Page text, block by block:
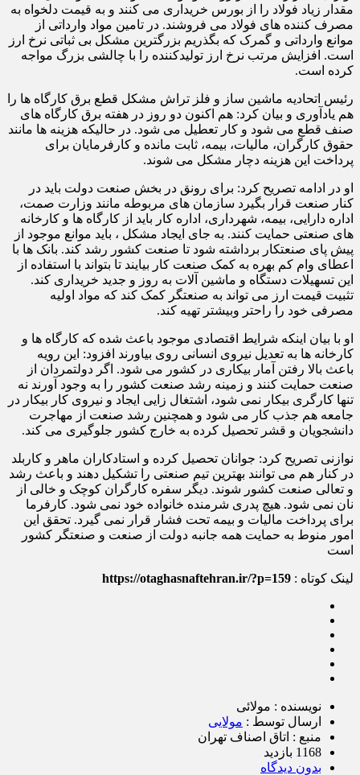
مقدار زیاد فولاد را از بورس خریداری می کنند و به قیمت دلخواه به
مصرف کننده های فولاد می فروشند. در تامین مواد وارداتی از
موانع وارداتی و گمرک که بگذریم بزرگترین مشکل بی ثباتی نرخ ارز
است. افزایش مرتب نرخ ارز تولیدکننده را با چالشی بزرگ مواجه
کرده است.
رئیس اتحادیه ماشین ساز و فلز تراش مشکل قطع برق کارگاه ها را
هم یادآوری و بیان کرد: هم اکنون دو روز در هفته برق کارگاه های
صنف قطع می شود و کار تعطیل می شود. در حالیکه هزینه ها مانند
حقوق کارگران، مالیات، بیمه، ثابت مانده و کارفرمایان برای
پرداخت این هزینه دچار مشکل می شوند.
او در ادامه تصریح کرد: برای رونق در بخش صنعت دولت باید در
کنار صنعت قرار بگیرد سازمان های مربوطه مانند وزارت صمت،
اداره دارایی، بیمه، شهرداری، اداره کار باید از کارگاه ها و کارخانه
های صنعتی حمایت کنند. به جای ایجاد مشکل ، باید موانع موجود از
پیش پای صنعتکار برداشته شود تا صنعت کشور رشد کند. بانک ها با
اعطای وام کم بهره به کمک صنعت کار بیایند تا بتواند با استفاده از
این تسهیلات دستگاه و ماشین آلات به روز و جدید خریداری کند.
تثبیت قیمت ارز می تواند به صنعتگر کمک کند که مواد اولیه
مصرفی خود را راحتر وبیشتر تهیه کند.
او با بیان اینکه شرایط اقتصادی موجود باعث شده که کارگاه ها و
کارخانه ها به تعدیل نیروی انسانی روی بیاورند افزود: این رویه
باعث بالا رفتن آمار بیکاری در کشور می شود. اگر دولتمردان از
صنعت حمایت کنند و زمینه رشد صنعت کشور را به وجود آورند نه
تنها کارگری بیکار نمی شود، اشتغال زایی ایجاد و نیروی کار بیکار در
جامعه هم جذب کار می شود و همچنین رشد صنعت از مهاجرت
دانشجویان و قشر تحصیل کرده به خارج کشور جلوگیری می کند.
نوازنی تصریح کرد: جوانان تحصیل کرده و استادکاران ماهر و کاربلد
در کنار هم می توانند بهترین تیم صنعتی را تشکیل دهند و باعث رشد
و تعالی صنعت کشور شوند. دیگر سفره کارگران کوچک و خالی از
نان نمی شود. هیچ پدری شرمنده خانواده خود نمی شود. کارفرما
برای پرداخت مالیات و بیمه تحت فشار قرار نمی گیرد. تحقق این
امور منوط به حمایت همه جانبه دولت از صنعت و صنعتگر کشور
است
لینک کوتاه : https://otaghasnaftehran.ir/?p=159
نویسنده : مولائی
ارسال توسط : مولایی
منبع : اتاق اصناف تهران
1168 بازدید
بدون دیدگاه